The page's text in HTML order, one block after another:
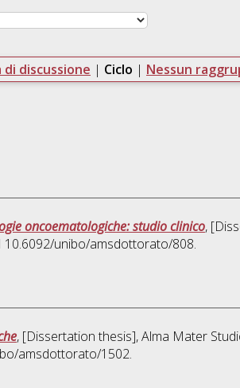
di discussione | Ciclo | Nessun
oncoematologiche: studio clinico,
10.6092/unibo/amsdottorato/808.
, [Dissertation thesis], Alma Mater
amsdottorato/1502.